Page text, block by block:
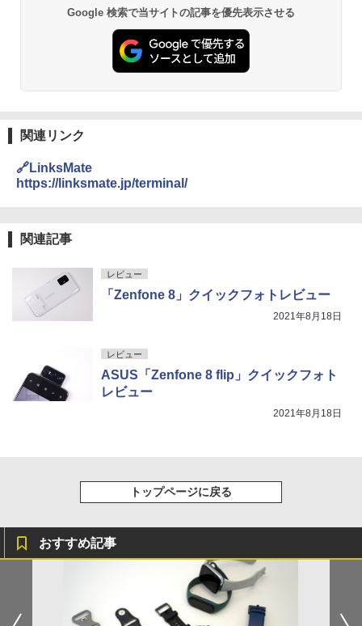
Google 検索で当サイトの記事を優先表示させる
関連リンク
🔗LinksMate
https://linksmate.jp/terminal/
関連記事
レビュー
「Zenfone 8」クイックフォトレビュー
2021年8月18日
レビュー
ASUS「Zenfone 8 flip」クイックフォト
レビュー
2021年8月18日
トップページに戻る
おすすめ記事